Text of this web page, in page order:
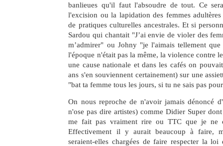
banlieues qu'il faut l'absoudre de tout. Ce
l'excision ou la lapidation des femmes
de pratiques culturelles ancestrales. Et si
Sardou qui chantait "J’ai envie de violer des
m’admirer" ou Johny "je l'aimais tellement
l'époque n'était pas la même, la violence contre
une cause nationale et dans les cafés on
ans s'en souviennent certainement) sur une
"bat ta femme tous les jours, si tu ne sais pas
On nous reproche de n'avoir jamais dénoncé
n'ose pas dire artistes) comme Didier Super
me fait pas vraiment rire ou TTC que je ne
Effectivement il y aurait beaucoup à faire,
seraient-elles chargées de faire respecter la